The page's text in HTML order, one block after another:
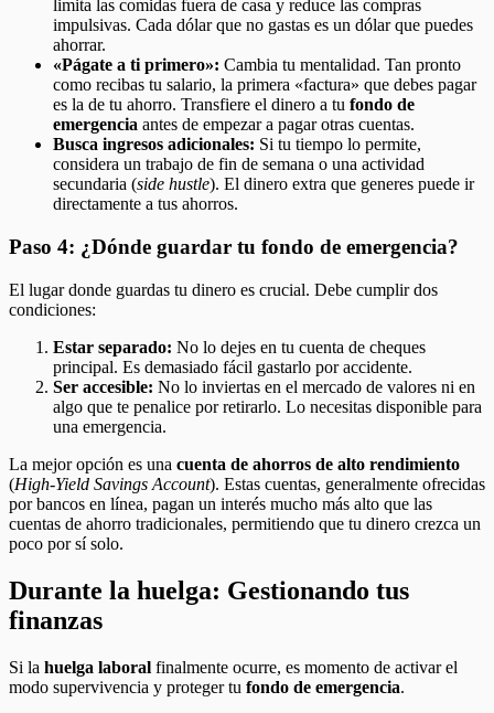
limita las comidas fuera de casa y reduce las compras
impulsivas. Cada dólar que no gastas es un dólar que puedes
ahorrar.
«Págate a ti primero»: Cambia tu mentalidad. Tan pronto
como recibas tu salario, la primera «factura» que debes pagar
es la de tu ahorro. Transfiere el dinero a tu fondo de
emergencia antes de empezar a pagar otras cuentas.
Busca ingresos adicionales: Si tu tiempo lo permite,
considera un trabajo de fin de semana o una actividad
secundaria (side hustle). El dinero extra que generes puede ir
directamente a tus ahorros.
Paso 4: ¿Dónde guardar tu fondo de emergencia?
El lugar donde guardas tu dinero es crucial. Debe cumplir dos
condiciones:
Estar separado: No lo dejes en tu cuenta de cheques
principal. Es demasiado fácil gastarlo por accidente.
Ser accesible: No lo inviertas en el mercado de valores ni en
algo que te penalice por retirarlo. Lo necesitas disponible para
una emergencia.
La mejor opción es una cuenta de ahorros de alto rendimiento
(High-Yield Savings Account). Estas cuentas, generalmente ofrecidas
por bancos en línea, pagan un interés mucho más alto que las
cuentas de ahorro tradicionales, permitiendo que tu dinero crezca un
poco por sí solo.
Durante la huelga: Gestionando tus
finanzas
Si la huelga laboral finalmente ocurre, es momento de activar el
modo supervivencia y proteger tu fondo de emergencia.